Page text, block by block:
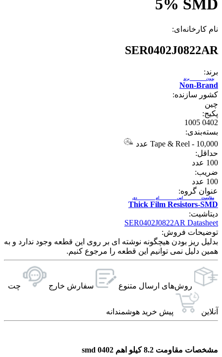
5% SMD
نام کارخانه‌ای:
SER0402J0822AR
برند:
Non-Brand
بدون برند
کشور سازنده:
چین
پکیج:
0402 1005
بسته‌بندی:
Tape & Reel - 10,000 عدد
حداقل:
100 عدد
ضریب:
100 عدد
عنوان گروه:
Thick Film Resistors-SMD
مقاومت اس ام دی
دیتاشیت:
SER0402J0822AR Datasheet
توضیحات فروش:
بدلیل ریز بودن هیچگونه نوشته ای بر روی این قطعه وجود ندارد و به
همین دلیل نمی توانیم این قطعه را مرجوع کنیم.
روش‌های ارسال‌ متنوع سفارش خارج چت
آنلاین پیش خرید هوشمندانه
مشخصات مقاومت 8.2 کیلو اهم 0402 smd